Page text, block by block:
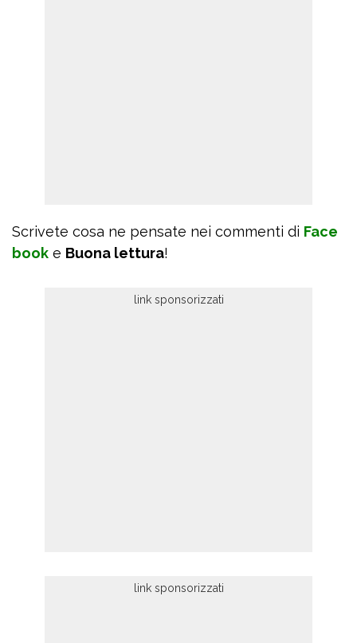
Scrivete cosa ne pensate nei commenti di Face
book e Buona lettura!